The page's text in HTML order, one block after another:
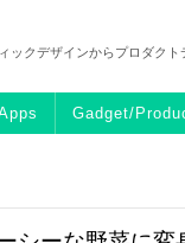
ックデザインからプロダク
Gadget/